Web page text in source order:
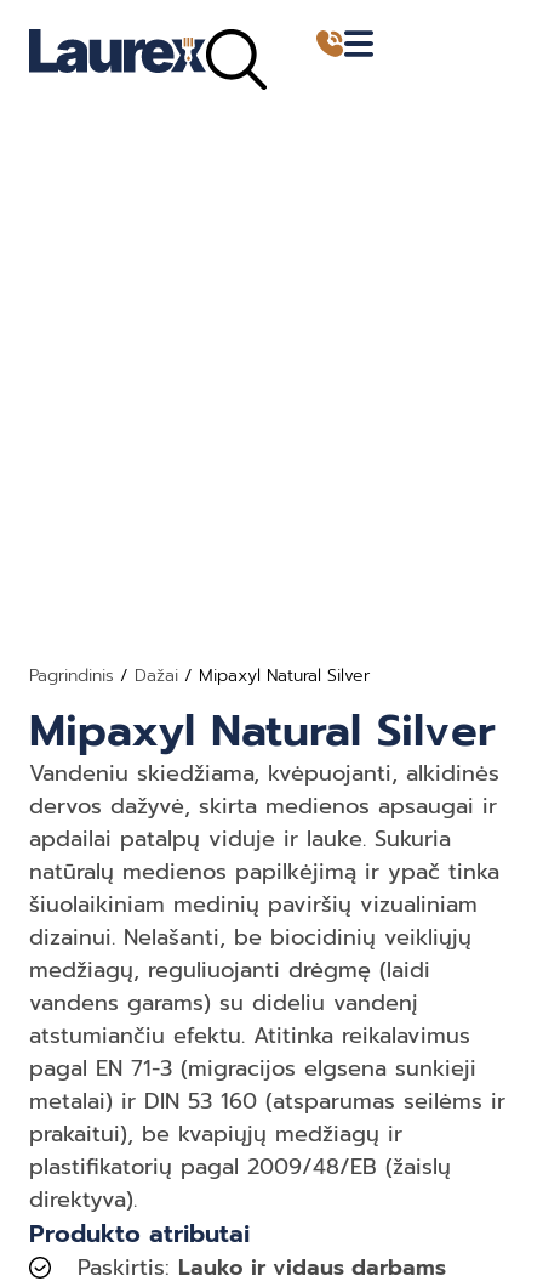
Pagrindinis / Dažai / Mipaxyl Natural Silver
Mipaxyl Natural Silver
Vandeniu skiedžiama, kvėpuojanti, alkidinės
dervos dažyvė, skirta medienos apsaugai ir
apdailai patalpų viduje ir lauke. Sukuria
natūralų medienos papilkėjimą ir ypač tinka
šiuolaikiniam medinių paviršių vizualiniam
dizainui. Nelašanti, be biocidinių veikliųjų
medžiagų, reguliuojanti drėgmę (laidi
vandens garams) su dideliu vandenį
atstumiančiu efektu. Atitinka reikalavimus
pagal EN 71-3 (migracijos elgsena sunkieji
metalai) ir DIN 53 160 (atsparumas seilėms ir
prakaitui), be kvapiųjų medžiagų ir
plastifikatorių pagal 2009/48/EB (žaislų
direktyva).
Produkto atributai
Paskirtis: Lauko ir vidaus darbams